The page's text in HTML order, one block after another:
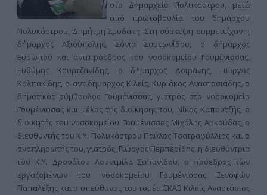
στο Δημαρχείο Πολυκάστρου, μετά
από πρωτοβουλία του δημάρχου
Πολυκάστρου, Δημήτρη Σμυδάκη. Στη σύσκεψη συμμετείχαν η
δήμαρχος Αξιούπολης, Σόνια Συμεωνίδου, ο δήμαρχος
Ευρωπού και αντιπρόεδρος του νοσοκομείου Γουμένισσας,
Ευθύμης Κουρτζανίδης, ο δήμαρχος Δοϊράνης, Γιώργος
Καλπακίδης, ο αντιδήμαρχος Κιλκίς, Κυριάκος Αναστασιάδης, ο
δημοτικός σύμβουλος Γουμένισσας, γιατρός στο νοσοκομείο
Γουμένισσας και μέλος της διοίκησής του, Νίκος Καπουτζής, ο
διοικητής του νοσοκομείου Γουμένισσας Μιχάλης Αρκούδας, ο
διευθυντής του Κ.Υ. Πολυκάστρου Παύλος Τσατραφύλλιας και ο
αναπληρωτής του, γιατρός, Γιώργος Περπερίδης, η διευθύντρια
του Κ.Υ. Δροσάτου Λουντμίλα Σαπανίδου, ο πρόεδρος των
εργαζομένων του νοσοκομείου Γουμένισσας Ξενοφών
Παπαλέξης και ο υπεύθυνος του τομέα ΕΚΑΒ Κιλκίς Αναστάσιος